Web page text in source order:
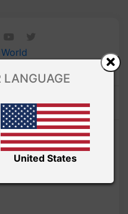
LANGUAGE
United States